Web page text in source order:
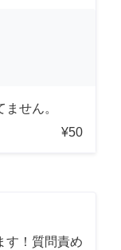
せん。
¥50
す！質問責め